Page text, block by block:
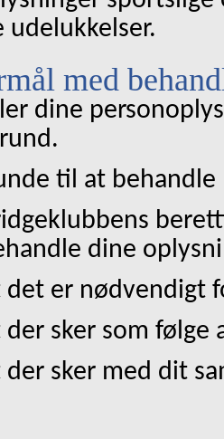
udelukkelser.
med
dine
til at
dine
det er nødvendigt
der sker som følge
der sker med dit